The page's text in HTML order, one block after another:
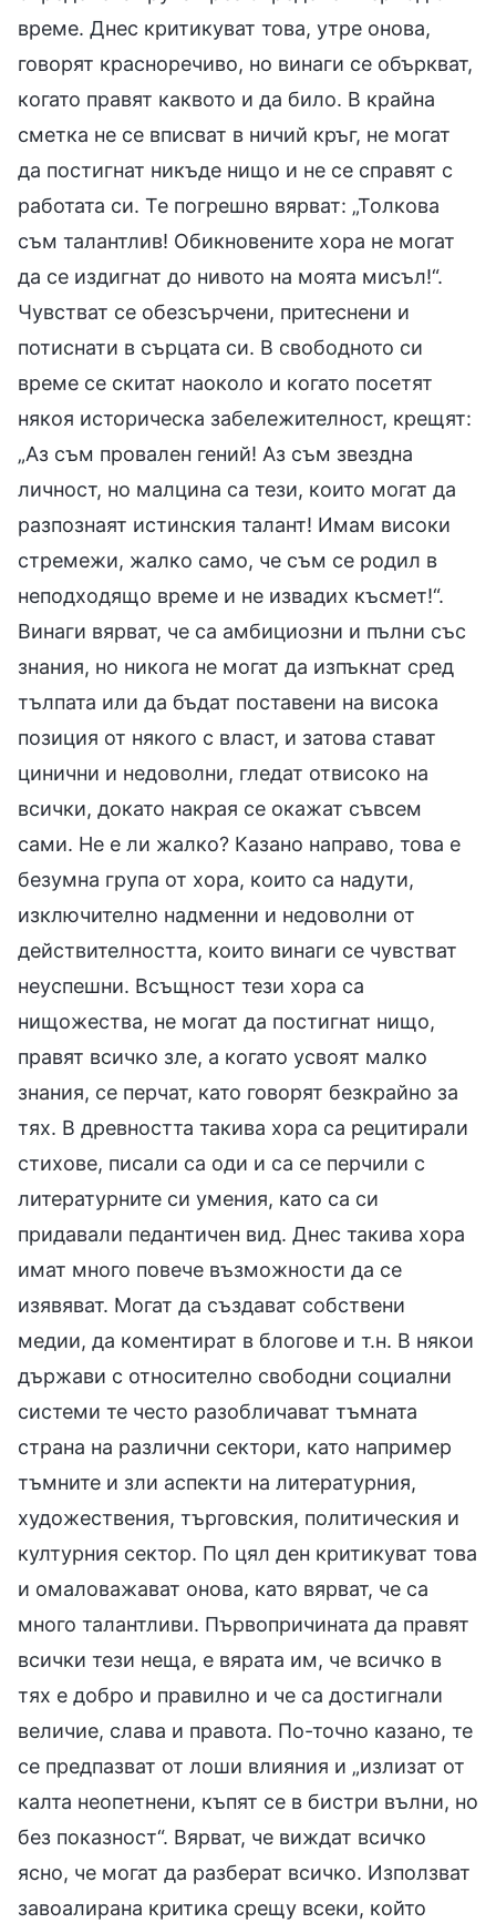
време. Днес критикуват това, утре онова,
говорят красноречиво, но винаги се объркват,
когато правят каквото и да било. В крайна
сметка не се вписват в ничий кръг, не могат
да постигнат никъде нищо и не се справят с
работата си. Те погрешно вярват: „Толкова
съм талантлив! Обикновените хора не могат
да се издигнат до нивото на моята мисъл!“.
Чувстват се обезсърчени, притеснени и
потиснати в сърцата си. В свободното си
време се скитат наоколо и когато посетят
някоя историческа забележителност, крещят:
„Аз съм провален гений! Аз съм звездна
личност, но малцина са тези, които могат да
разпознаят истинския талант! Имам високи
стремежи, жалко само, че съм се родил в
неподходящо време и не извадих късмет!“.
Винаги вярват, че са амбициозни и пълни със
знания, но никога не могат да изпъкнат сред
тълпата или да бъдат поставени на висока
позиция от някого с власт, и затова стават
цинични и недоволни, гледат отвисоко на
всички, докато накрая се окажат съвсем
сами. Не е ли жалко? Казано направо, това е
безумна група от хора, които са надути,
изключително надменни и недоволни от
действителността, които винаги се чувстват
неуспешни. Всъщност тези хора са
нищожества, не могат да постигнат нищо,
правят всичко зле, а когато усвоят малко
знания, се перчат, като говорят безкрайно за
тях. В древността такива хора са рецитирали
стихове, писали са оди и са се перчили с
литературните си умения, като са си
придавали педантичен вид. Днес такива хора
имат много повече възможности да се
изявяват. Могат да създават собствени
медии, да коментират в блогове и т.н. В някои
държави с относително свободни социални
системи те често разобличават тъмната
страна на различни сектори, като например
тъмните и зли аспекти на литературния,
художествения, търговския, политическия и
културния сектор. По цял ден критикуват това
и омаловажават онова, като вярват, че са
много талантливи. Първопричината да правят
всички тези неща, е вярата им, че всичко в
тях е добро и правилно и че са достигнали
величие, слава и правота. По-точно казано, те
се предпазват от лоши влияния и „излизат от
калта неопетнени, къпят се в бистри вълни, но
без показност“. Вярват, че виждат всичко
ясно, че могат да разберат всичко. Използват
завоалирана критика срещу всеки, който